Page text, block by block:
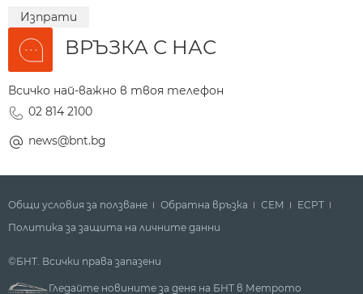
Изпрати
ВРЪЗКА С НАС
Всичко най-важно в твоя телефон
02 814 2100
news@bnt.bg
Общи условия за ползване Обратна връзка СЕМ
ECPT
Политика за защита на личните данни
©БНТ. Всички права запазени
Гледайте новините за деня на БНТ в Метрото